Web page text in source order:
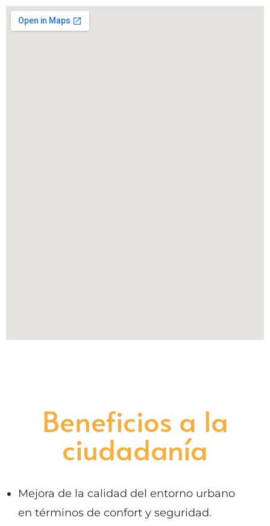
Beneficios a la
ciudadanía
Mejora de la calidad del entorno urbano
en términos de confort y seguridad.